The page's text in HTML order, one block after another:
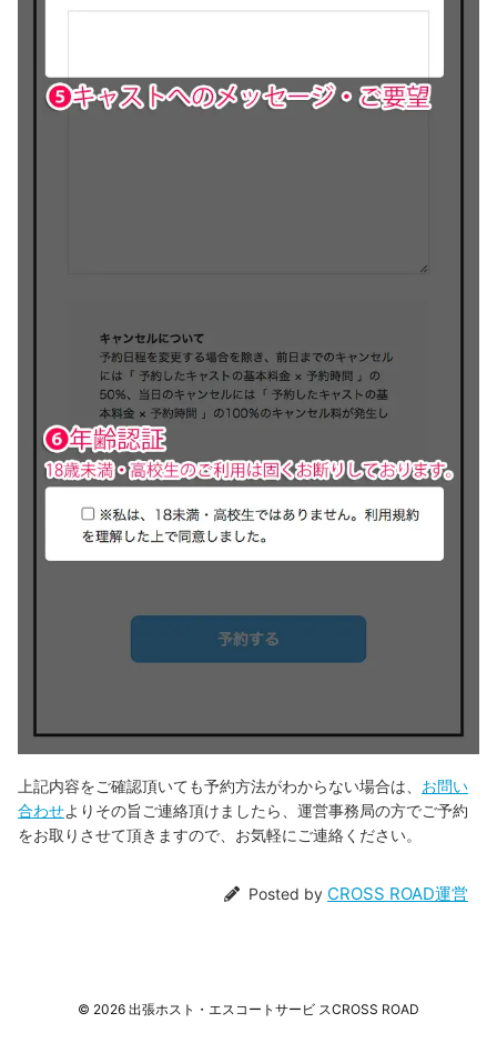
上記内容をご確認頂いても予約方法がわからない場合は、 お問い
合わせよりその旨ご連絡頂けましたら、運営事務局の方でご予約
をお取りさせて頂きますので、お気軽にご連絡ください。
Posted by CROSS ROAD運営
© 2026 出張ホスト・エスコートサービ スCROSS ROAD